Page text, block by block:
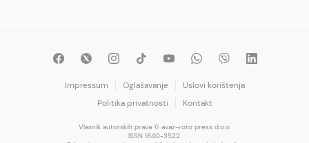
Impressum Oglašavanje
Uslovi korištenja
Politika privatnosti
Kontakt
Vlasnik autorskih prava © avaz-roto press d.o.o.
ISSN 1840-3522.